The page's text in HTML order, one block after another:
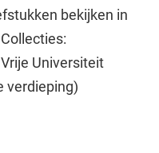
bekijken in
Universiteit
verdieping)